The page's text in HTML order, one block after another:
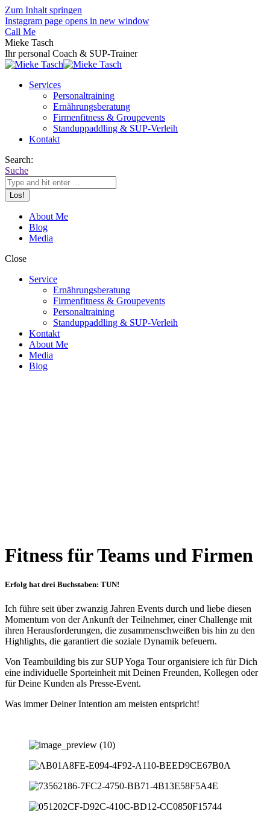
Zum Inhalt springen
Instagram page opens in new window
Call Me
Mieke Tasch
Ihr personal Coach & SUP-Trainer
Services
Personaltraining
Ernährungsberatung
Firmenfitness & Groupevents
Standuppaddling & SUP-Verleih
Kontakt
Search:
Suche
About Me
Blog
Media
Close
Service
Ernährungsberatung
Firmenfitness & Groupevents
Personaltraining
Standuppaddling & SUP-Verleih
Kontakt
About Me
Media
Blog
Fitness für Teams und Firmen
Erfolg hat drei Buchstaben: TUN!
Ich führe seit über zwanzig Jahren Events durch und liebe diesen
Momentum von der Ankunft der Teilnehmer, einer Challenge mit
ihren Herausforderungen, die zusammenschweißen bis hin zu den
Highlights, die garantiert die soziale Dynamik befeuern.
Von Teambuilding bis zur SUP Yoga Tour organisiere ich für Dich
eine individuelle Sporteinheit mit Deinen Freunden, Kollegen oder
für Deine Kunden als Presse-Event.
Was immer Deiner Intention am meisten entspricht!